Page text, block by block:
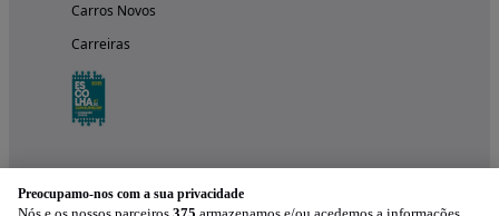
Carros Novos
Carreiras
Preocupamo-nos com a sua privacidade